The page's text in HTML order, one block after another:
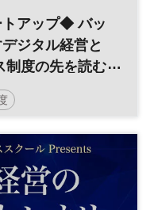
アップ◆ バッ
ジタル経営と
制度の先を読む
イノベーション
経営
ックオフィス DX